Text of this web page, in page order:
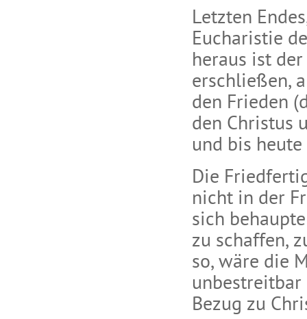
Letzten
Eucharistie
heraus ist
erschließen,
den Frieden
den Christus
und bis
Die
nicht in der
sich
zu schaffen,
so, wäre die
Bezug zu